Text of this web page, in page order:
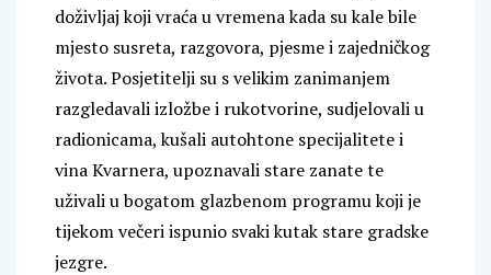
doživljaj koji vraća u vremena kada su kale bile
mjesto susreta, razgovora, pjesme i zajedničkog
života. Posjetitelji su s velikim zanimanjem
razgledavali izložbe i rukotvorine, sudjelovali u
radionicama, kušali autohtone specijalitete i
vina Kvarnera, upoznavali stare zanate te
uživali u bogatom glazbenom programu koji je
tijekom večeri ispunio svaki kutak stare gradske
jezgre.